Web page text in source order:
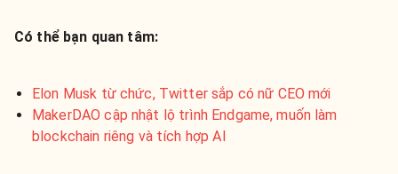
Có thể bạn quan tâm:
Elon Musk từ chức, Twitter sắp có nữ CEO mới
MakerDAO cập nhật lộ trình Endgame, muốn làm
blockchain riêng và tích hợp AI